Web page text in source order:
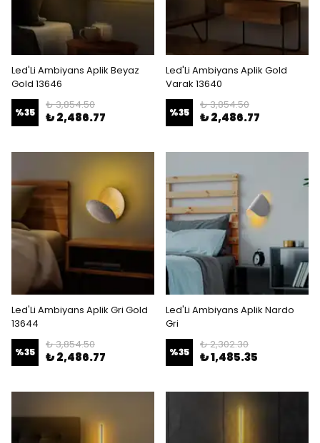
Led'Li Ambiyans Aplik Beyaz
Gold 13646
%35
₺ 3,854.50
₺ 2,486.77
Led'Li Ambiyans Aplik Gold
Varak 13640
%35
₺ 3,854.50
₺ 2,486.77
Led'Li Ambiyans Aplik Gri Gold
13644
%35
₺ 3,854.50
₺ 2,486.77
Led'Li Ambiyans Aplik Nardo
Gri
%35
₺ 2,302.30
₺ 1,485.35